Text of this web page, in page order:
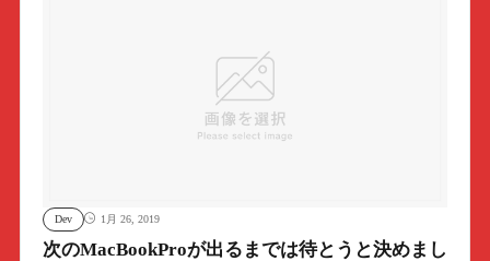
Dev 1月 26, 2019
次のMacBookProが出るまでは待とうと決めまし